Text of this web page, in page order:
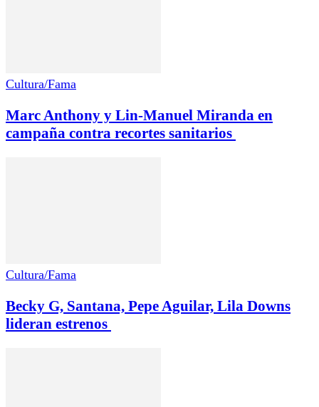
Cultura/Fama
Marc Anthony y Lin-Manuel Miranda en
campaña contra recortes sanitarios
Cultura/Fama
Becky G, Santana, Pepe Aguilar, Lila Downs
lideran estrenos